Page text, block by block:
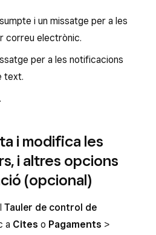
i un missatge per a les
correu electrònic.
per a les notificacions
text.
.
i modifica les
i altres opcions
(opcional)
Tauler de control de
a Cites o Pagaments >